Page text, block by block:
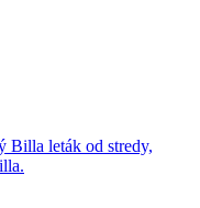
Billa leták od stredy,